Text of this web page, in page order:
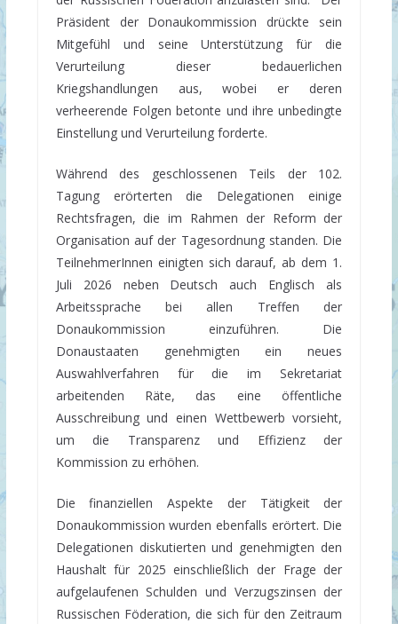
Präsident der Donaukommission drückte sein
Mitgefühl und seine Unterstützung für die
Verurteilung dieser bedauerlichen
Kriegshandlungen aus, wobei er deren
verheerende Folgen betonte und ihre unbedingte
Einstellung und Verurteilung forderte.
Während des geschlossenen Teils der 102.
Tagung erörterten die Delegationen einige
Rechtsfragen, die im Rahmen der Reform der
Organisation auf der Tagesordnung standen. Die
TeilnehmerInnen einigten sich darauf, ab dem 1.
Juli 2026 neben Deutsch auch Englisch als
Arbeitssprache bei allen Treffen der
Donaukommission einzuführen. Die
Donaustaaten genehmigten ein neues
Auswahlverfahren für die im Sekretariat
arbeitenden Räte, das eine öffentliche
Ausschreibung und einen Wettbewerb vorsieht,
um die Transparenz und Effizienz der
Kommission zu erhöhen.
Die finanziellen Aspekte der Tätigkeit der
Donaukommission wurden ebenfalls erörtert. Die
Delegationen diskutierten und genehmigten den
Haushalt für 2025 einschließlich der Frage der
aufgelaufenen Schulden und Verzugszinsen der
Russischen Föderation, die sich für den Zeitraum